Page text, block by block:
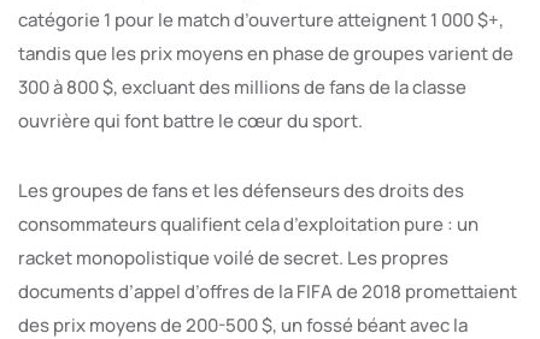
catégorie 1 pour le match d’ouverture atteignent 1 000 $+,
tandis que les prix moyens en phase de groupes varient de
300 à 800 $, excluant des millions de fans de la classe
ouvrière qui font battre le cœur du sport.
Les groupes de fans et les défenseurs des droits des
consommateurs qualifient cela d’exploitation pure : un
racket monopolistique voilé de secret. Les propres
documents d’appel d’offres de la FIFA de 2018 promettaient
des prix moyens de 200-500 $, un fossé béant avec la